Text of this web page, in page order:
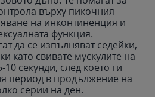
върху пикочния
на инконтиненция и
функция.
да се изпълняват седейки,
като свивате мускулите на
секунди, след което ги
период в продължение на
серии на ден.